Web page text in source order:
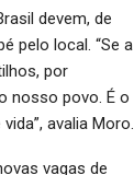
devem, de
pelo local. “Se a
por
nosso povo. É o
avalia Moro.
vagas de